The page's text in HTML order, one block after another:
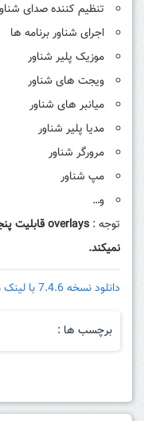
تنظیم کننده صدای
اجرای شناور برنامه ها
موزیک پلیر شناور
ویجت های شناور
میانبر های شناور
مدیا پلیر شناور
مرورگر شناور
مپ شناور
و…
توجه :
نمیکند.
دانلود نسخه 7.4.6 با لینک مستقیم و با حجم 6.9 مگابایت
برچسب ها :